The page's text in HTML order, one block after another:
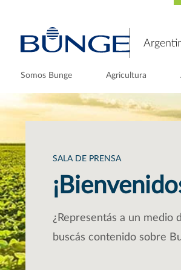
Somos Bunge Agricultura
SALA DE PRENSA
¿Representás a un medio
buscás contenido sobre